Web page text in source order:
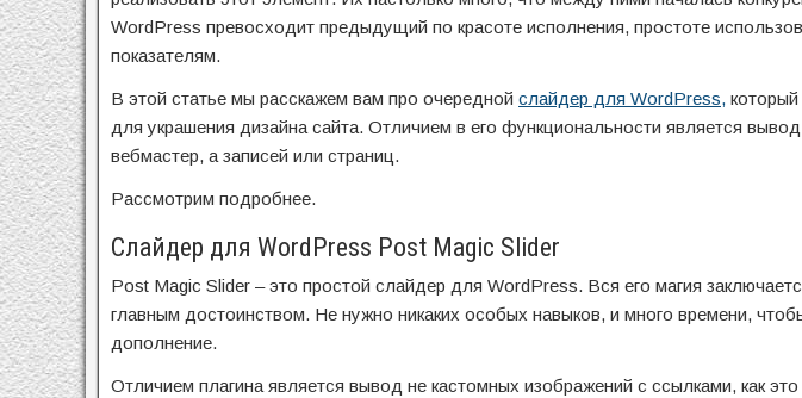
WordPress превосходит предыдущий по красоте исполнения, простоте
показателям.
В этой статье мы расскажем вам про очередной слайдер для WordPress, который
для украшения дизайна сайта. Отличием в его функциональности является
вебмастер, а записей или страниц.
Рассмотрим подробнее.
Слайдер для WordPress Post Magic Slider
Post Magic Slider – это простой слайдер для WordPress. Вся его магия
главным достоинством. Не нужно никаких особых навыков, и много времени,
дополнение.
Отличием плагина является вывод не кастомных изображений с ссылками, как